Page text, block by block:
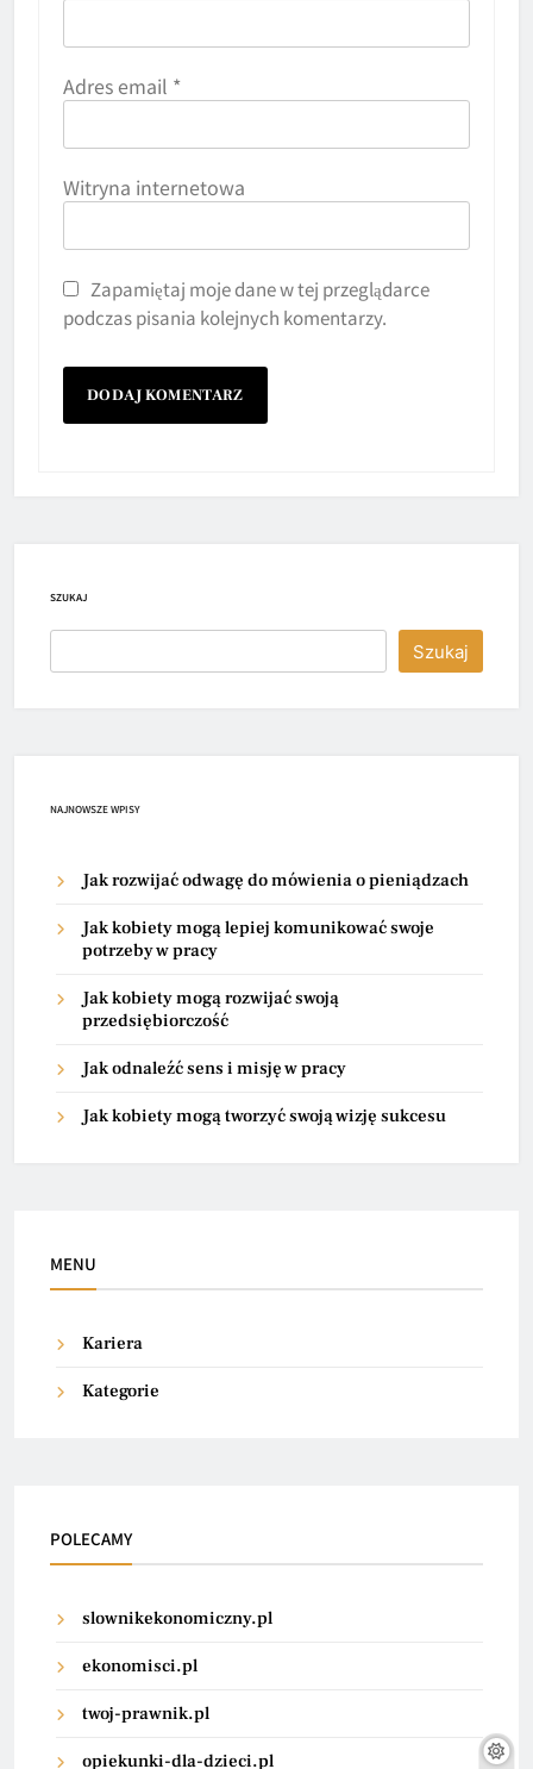
Adres email *
Witryna internetowa
Zapamiętaj moje dane w tej przeglądarce
podczas pisania kolejnych komentarzy.
SZUKAJ
Szukaj
NAJNOWSZE WPISY
Jak rozwijać odwagę do mówienia o pieniądzach
Jak kobiety mogą lepiej komunikować swoje
potrzeby w pracy
Jak kobiety mogą rozwijać swoją
przedsiębiorczość
Jak odnaleźć sens i misję w pracy
Jak kobiety mogą tworzyć swoją wizję sukcesu
MENU
Kariera
Kategorie
POLECAMY
slownikekonomiczny.pl
ekonomisci.pl
twoj-prawnik.pl
opiekunki-dla-dzieci.pl